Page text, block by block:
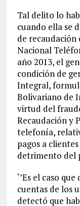
Tal delito lo
cuando ella se
de
Nacional
año 2013, el
condición de
Integral,
Bolivariano de
virtud del
Recaudación y
telefonía,
pagos a
detrimento del
‘’Es el caso
cuentas de los
detectó que